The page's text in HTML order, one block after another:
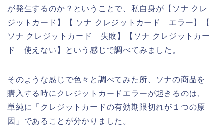
が発生するのか？ということで、私自身が【ソナ クレ
ジットカード】【 ソナ クレジットカード エラー】【
ソナ クレジットカード 失敗】【ソナ クレジットカー
ド 使えない】という感じで調べてみました。
そのような感じで色々と調べてみた所、ソナの商品を
購入する時にクレジットカードエラーが起きるのは、
単純に「クレジットカードの有効期限切れが１つの原
因」であることが分かりました。